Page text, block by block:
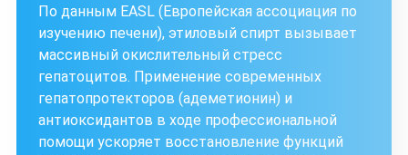
По данным EASL (Европейская ассоциация по
изучению печени), этиловый спирт вызывает
массивный окислительный стресс
гепатоцитов. Применение современных
гепатопротекторов (адеметионин) и
антиоксидантов в ходе профессиональной
помощи ускоряет восстановление функций